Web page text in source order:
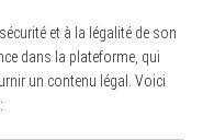
et à la légalité de son
dans la plateforme, qui
un contenu légal. Voici